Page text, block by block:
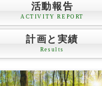
活動報告
ACTIVITY REPORT
計画と実績
Results